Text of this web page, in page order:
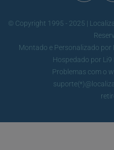
© Copyright 1995 - 2025 |
Montado e Personalizado por
Hospedado por Li9
Problemas com o